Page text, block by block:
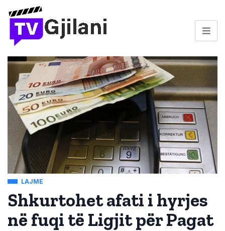
LAJME
Shkurtohet afati i hyrjes
në fuqi të Ligjit për Pagat